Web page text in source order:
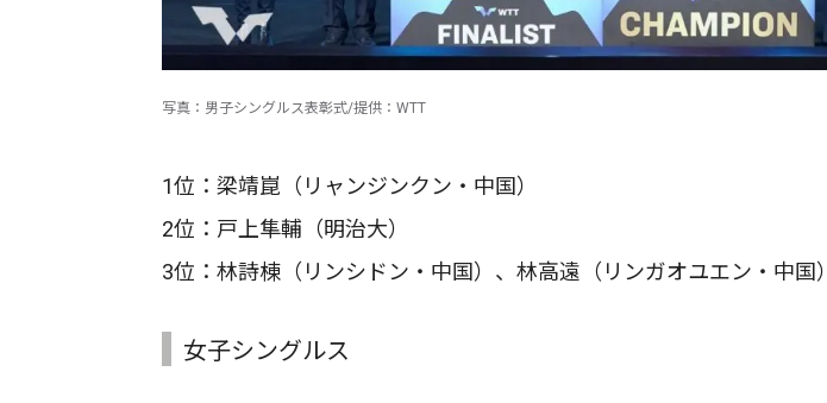
写真：男子シングルス表彰式/提供：WTT
1位：梁靖崑（リャンジンクン・中国）
2位：戸上隼輔（明治大）
3位：林詩棟（リンシドン・中国）、林高遠（リンガオユエン・中国）
女子シングルス